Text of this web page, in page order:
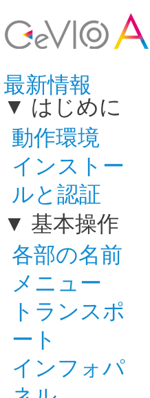
最新情報
はじめに
動作環境
インストー
ルと認証
基本操作
各部の名前
メニュー
トランスポ
ート
インフォパ